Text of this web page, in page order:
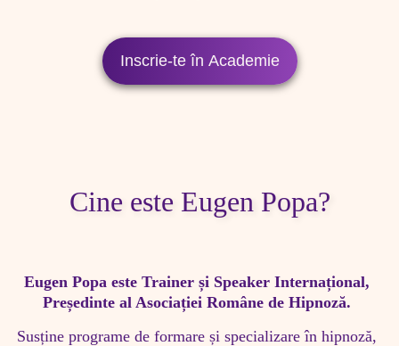
Inscrie-te în Academie
Cine este Eugen Popa?
Eugen Popa este Trainer și Speaker Internațional,
Președinte al Asociației Române de Hipnoză.
Susține programe de formare și specializare în hipnoză,